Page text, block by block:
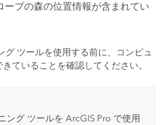
ーブの森の位置情報が含まれてい
グ ツールを使用する前に、コンピュ
ていることを確認してください。
ング ツールをArcGIS Pro で使用